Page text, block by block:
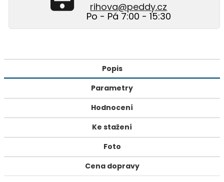
rihova@peddy.cz
Po - Pá 7:00 - 15:30
Popis
Parametry
Hodnocení
Ke stažení
Foto
Cena dopravy